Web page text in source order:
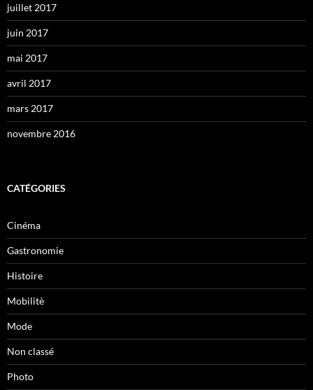
juillet 2017
juin 2017
mai 2017
avril 2017
mars 2017
novembre 2016
CATÉGORIES
Cinéma
Gastronomie
Histoire
Mobilitè
Mode
Non classé
Photo